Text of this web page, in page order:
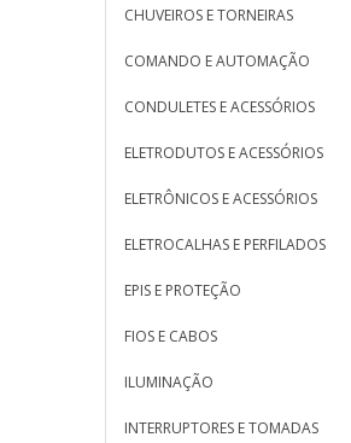
CHUVEIROS E TORNEIRAS
COMANDO E AUTOMAÇÃO
CONDULETES E ACESSÓRIOS
ELETRODUTOS E ACESSÓRIOS
ELETRÔNICOS E ACESSÓRIOS
ELETROCALHAS E PERFILADOS
EPIS E PROTEÇÃO
FIOS E CABOS
ILUMINAÇÃO
INTERRUPTORES E TOMADAS